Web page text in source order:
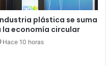
plástica se suma
la economía circular
Hace 10 horas